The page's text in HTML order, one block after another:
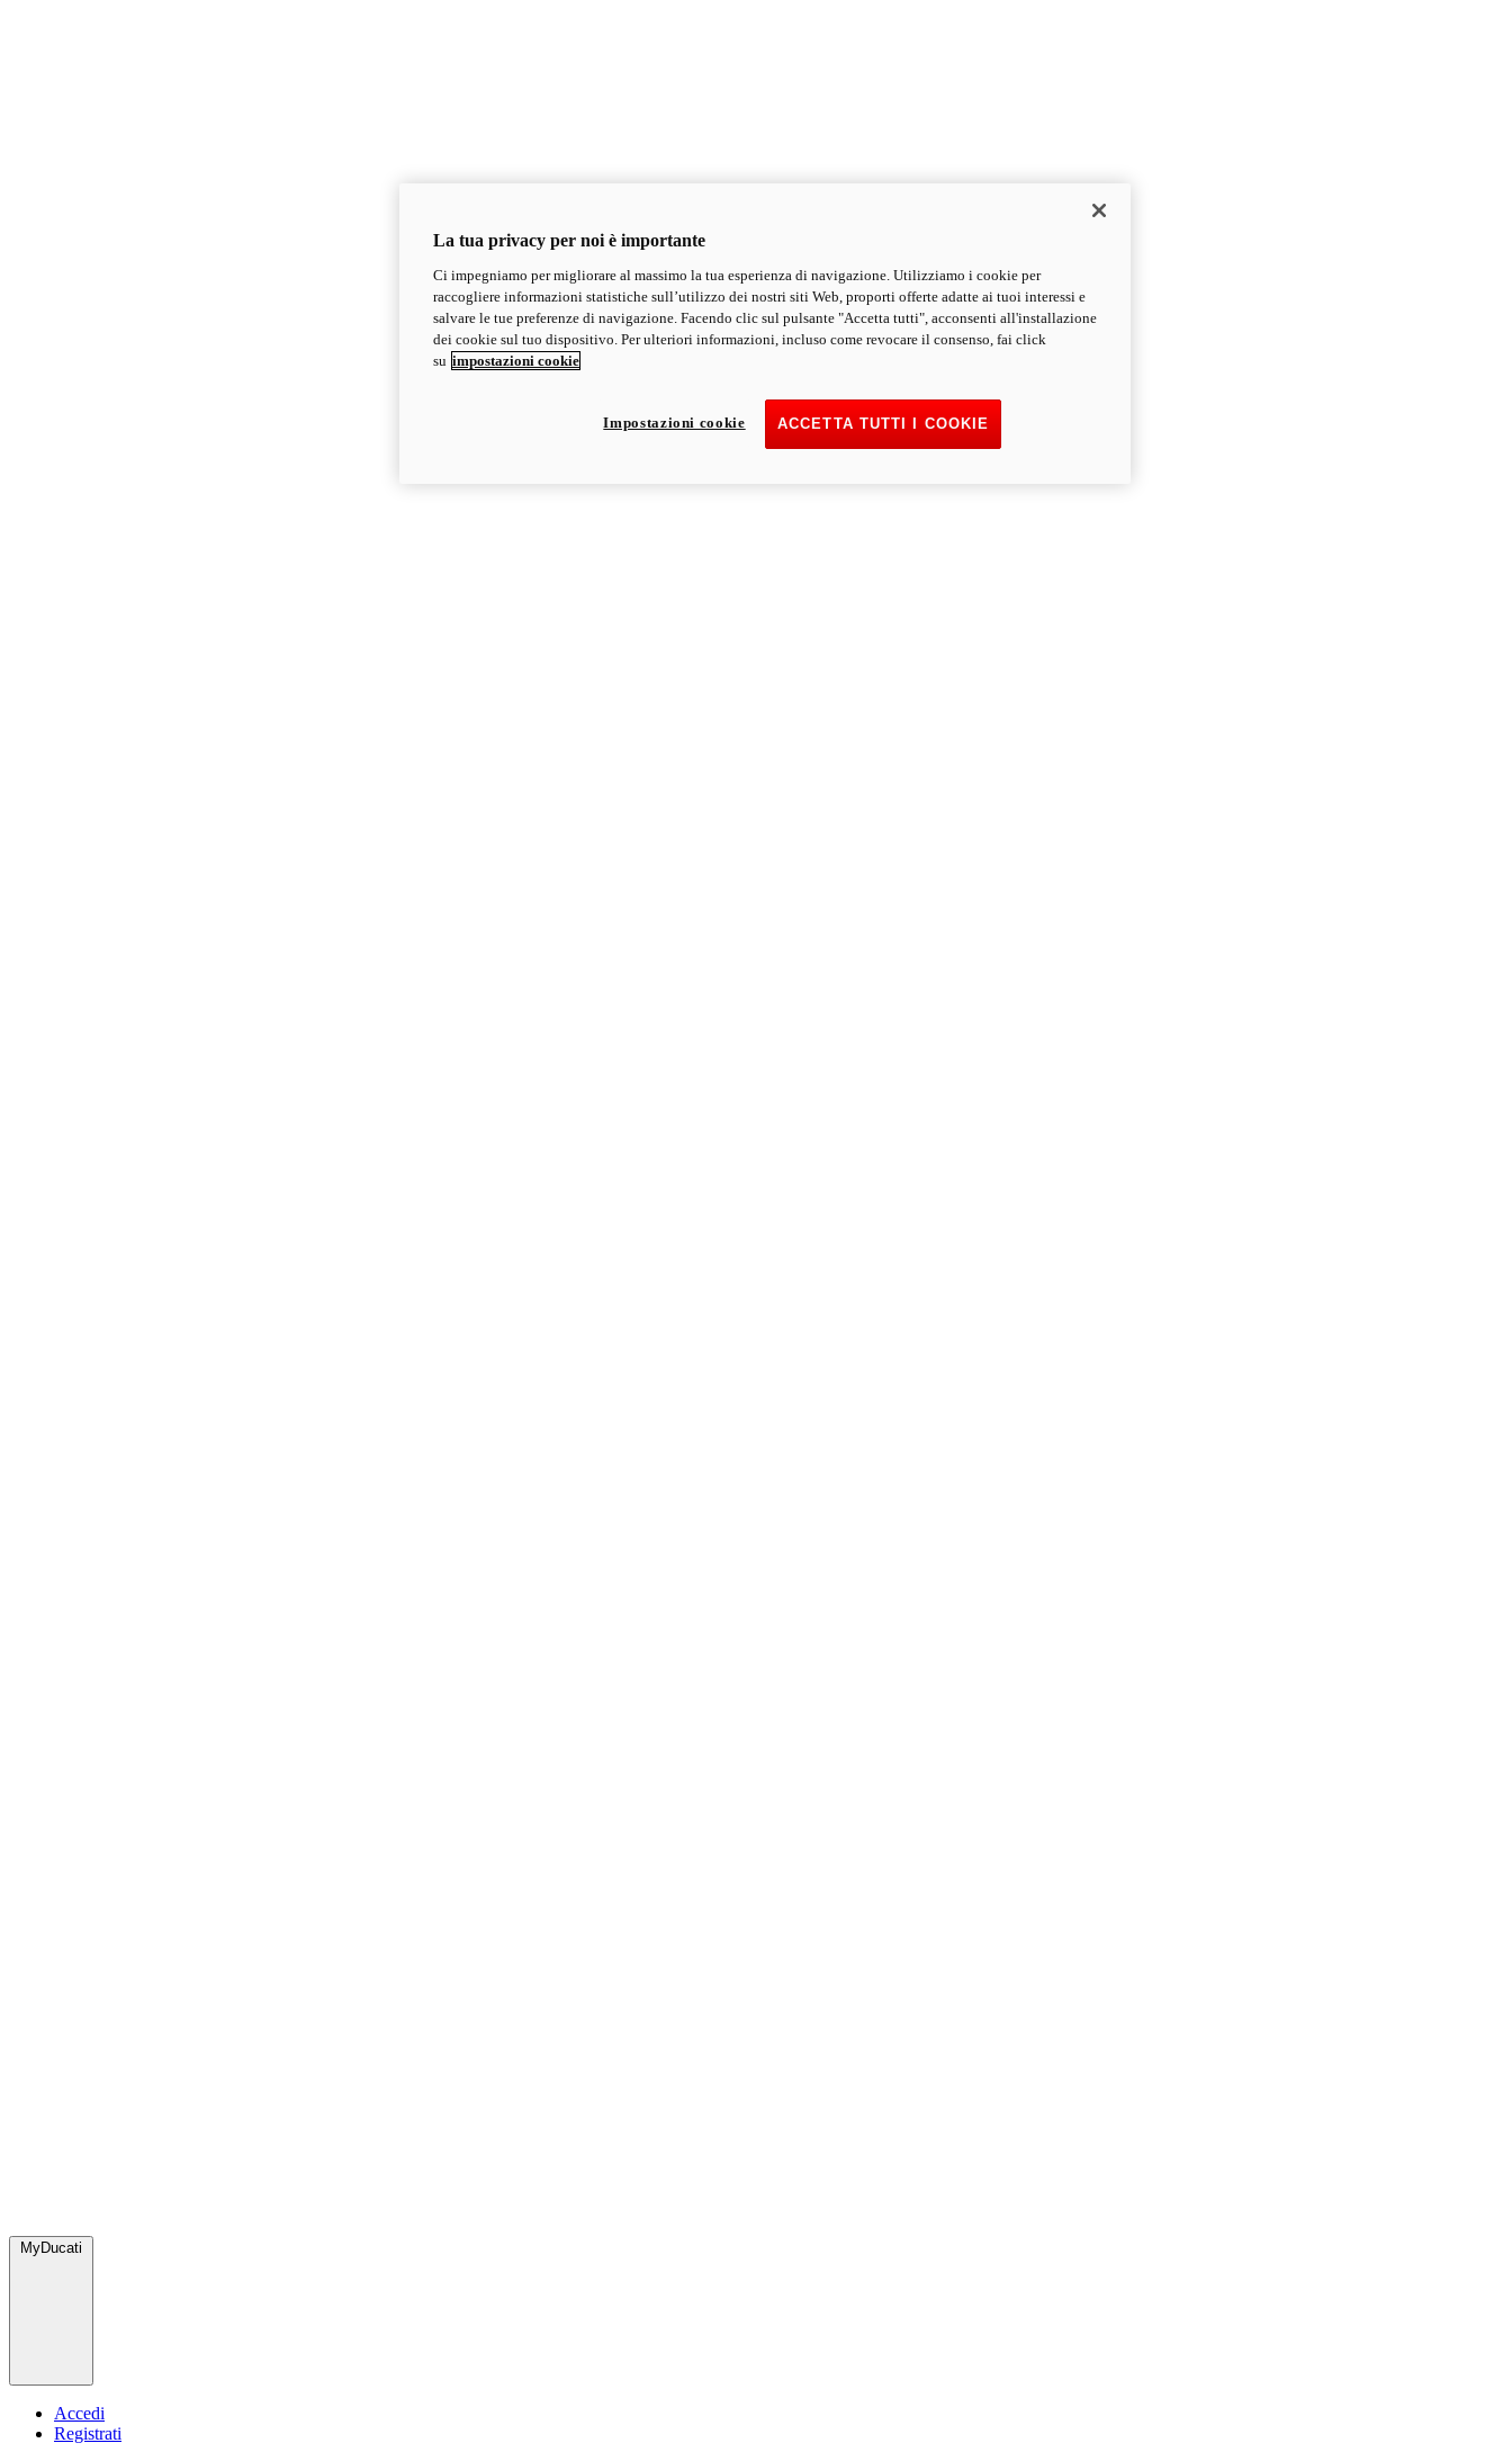
MyDucati
Accedi
Registrati
La tua privacy per noi è importante
Ci impegniamo per migliorare al massimo la tua esperienza di navigazione. Utilizziamo i cookie per
raccogliere informazioni statistiche sull’utilizzo dei nostri siti Web, proporti offerte adatte ai tuoi interessi e
salvare le tue preferenze di navigazione. Facendo clic sul pulsante "Accetta tutti", acconsenti all'installazione
dei cookie sul tuo dispositivo. Per ulteriori informazioni, incluso come revocare il consenso, fai click
su impostazioni cookie
ACCETTA TUTTI I COOKIE
Impostazioni cookie